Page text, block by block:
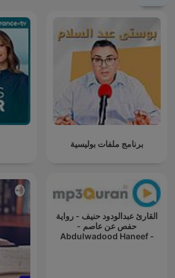
برنامج ملفات بوليسية
القارئ عبدالودود حنيف - رواية
حفص عن عاصم -
Abdulwadood Haneef -